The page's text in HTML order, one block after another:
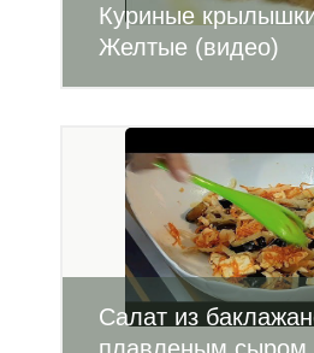
Куриные
Желтые (видео)
Салат из